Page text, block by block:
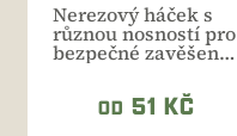
Nerezový háček s
různou nosností pro
bezpečné zavěšení
zvěřiny do chladící...
OD 51 KČ